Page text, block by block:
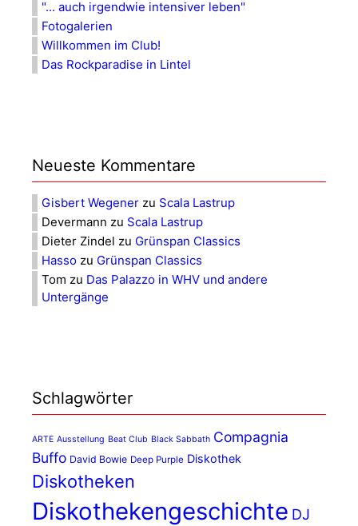
"... auch irgendwie intensiver leben"
Fotogalerien
Willkommen im Club!
Das Rockparadise in Lintel
Neueste Kommentare
Gisbert Wegener zu Scala Lastrup
Devermann zu Scala Lastrup
Dieter Zindel zu Grünspan Classics
Hasso zu Grünspan Classics
Tom zu Das Palazzo in WHV und andere
Untergänge
Schlagwörter
ARTE Ausstellung Beat Club Black Sabbath Compagnia
Buffo David Bowie Deep Purple Diskothek
Diskotheken
Diskothekengeschichte DJ